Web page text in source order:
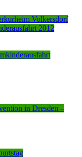
Volkersdorf
2012
in Dresden –